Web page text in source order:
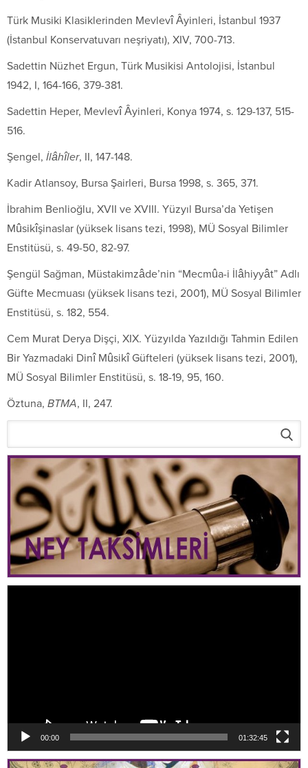
Türk Musiki Klasiklerinden Mevlevî Âyinleri, İstanbul 1937
(İstanbul Konservatuvarı neşriyatı), XIV, 700-713.
Sadettin Nüzhet Ergun, Türk Musikisi Antolojisi, İstanbul
1942, I, 164-166, 379-381.
Sadettin Heper, Mevlevî Âyinleri, Konya 1974, s. 129-137, 515-
516.
Şengel, İlâhîler, II, 147-148.
Kadir Atlansoy, Bursa Şairleri, Bursa 1998, s. 365, 371.
İbrahim Benlioğlu, XVII ve XVIII. Yüzyıl Bursa’da Yetişen
Mûsikîşinaslar (yüksek lisans tezi, 1998), MÜ Sosyal Bilimler
Enstitüsü, s. 49-50, 82-97.
Şengül Sağman, Müstakimzâde’nin “Mecmûa-i İlâhiyyât” Adlı
Güfte Mecmuası (yüksek lisans tezi, 2001), MÜ Sosyal Bilimler
Enstitüsü, s. 182, 554.
Cem Murat Derya Dişçi, XIX. Yüzyılda Yazıldığı Tahmin Edilen
Bir Yazmadaki Dinî Mûsikî Güfteleri (yüksek lisans tezi, 2001),
MÜ Sosyal Bilimler Enstitüsü, s. 18-19, 95, 160.
Öztuna, BTMA, II, 247.
00:00 01:32:45